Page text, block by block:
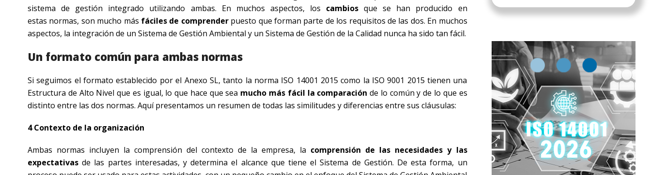
sistema de gestión integrado utilizando ambas. En muchos aspectos, los cambios que se han producido en
estas normas, son mucho más fáciles de comprenderpuesto que forman parte de los requisitos de las dos. En muchos
aspectos, la integración de un Sistema de Gestión Ambiental y un Sistema de Gestión de la Calidad nunca ha sido tan fácil.
Un formato común para ambas normas
Si seguimos el formato establecido por el Anexo SL, tanto la norma ISO 14001 2015 como la ISO 9001 2015 tienen una
Estructura de Alto Nivel que es igual, lo que hace que sea mucho más fácil la comparaciónde lo común y de lo que es
distinto entre las dos normas. Aquí presentamos un resumen de todas las similitudes y diferencias entre sus cláusulas:
4 Contexto de la organización
Ambas normas incluyen la comprensión del contexto de la empresa, la comprensión de las necesidades y las
expectativas de las partes interesadas, y determina el alcance que tiene el Sistema de Gestión. De esta forma, un